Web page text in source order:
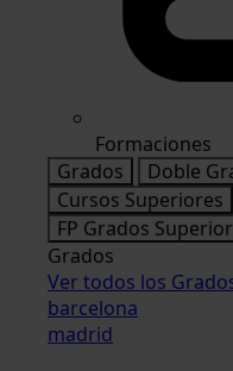
Formaciones
Grados
Doble
Cursos Superiores
FP Grados
Grados
Ver todos los
barcelona
madrid